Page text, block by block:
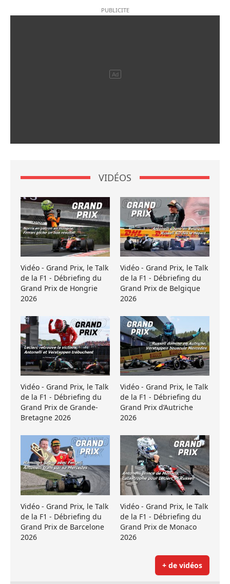
VIDÉOS
Vidéo - Grand Prix, le Talk
de la F1 - Débriefing du
Grand Prix de Hongrie
2026
Vidéo - Grand Prix, le Talk
de la F1 - Débriefing du
Grand Prix de Belgique
2026
Vidéo - Grand Prix, le Talk
de la F1 - Débriefing du
Grand Prix de Grande-
Bretagne 2026
Vidéo - Grand Prix, le Talk
de la F1 - Débriefing du
Grand Prix d’Autriche
2026
Vidéo - Grand Prix, le Talk
de la F1 - Débriefing du
Grand Prix de Barcelone
2026
Vidéo - Grand Prix, le Talk
de la F1 - Débriefing du
Grand Prix de Monaco
2026
+ de vidéos